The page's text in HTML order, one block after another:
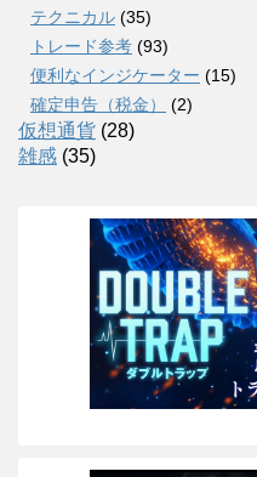
テクニカル (35)
トレード参考 (93)
便利なインジケーター (15)
確定申告（税金）
(2)
仮想通貨 (28)
雑感 (35)